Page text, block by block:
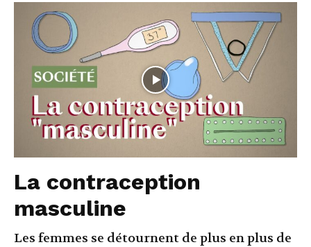
La contraception
masculine
Les femmes se détournent de plus en plus de